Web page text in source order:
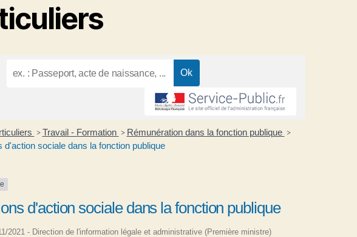
> Travail - Formation > Rémunération dans la fonction publique >
d'action sociale dans la fonction publique
d'action sociale dans la fonction publique
2021 - Direction de l'information légale et administrative (Première ministre)